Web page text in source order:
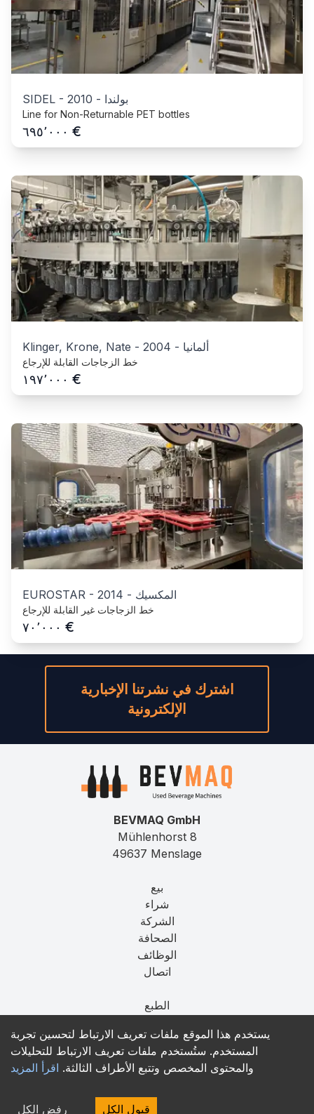
SIDEL - 2010 - بولندا
Line for Non-Returnable PET bottles
٦٩٥٬٠٠٠ €
Klinger, Krone, Nate - 2004 - ألمانيا
خط الزجاجات القابلة للإرجاع
١٩٧٬٠٠٠ €
EUROSTAR - 2014 - المكسيك
خط الزجاجات غير القابلة للإرجاع
٧٠٬٠٠٠ €
يستخدم هذا الموقع ملفات تعريف الارتباط لتحسين تجربة
المستخدم. ستُستخدم ملفات تعريف الارتباط للتحليلات
والمحتوى المخصص وتتبع الأطراف الثالثة. اقرأ المزيد
رفض الكل قبول الكل
اشترك في نشرتنا الإخبارية
الإلكترونية
BEVMAQ GmbH
Mühlenhorst 8
49637 Menslage
بيع
شراء
الشركة
الصحافة
الوظائف
اتصال
الطبع
T&C
contact@bevmaq.com